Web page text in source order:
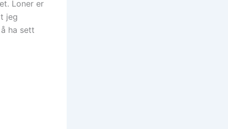
Loner er
jeg
ha sett